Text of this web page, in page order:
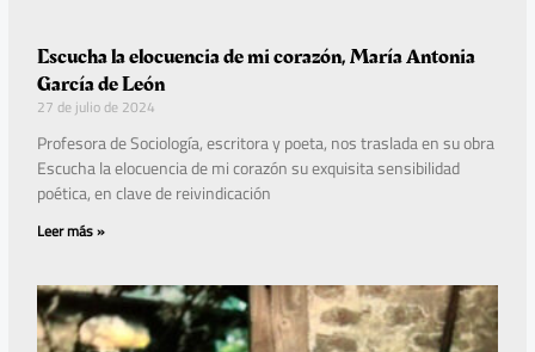
Escucha la elocuencia de mi corazón, María Antonia
García de León
27 de julio de 2024
Profesora de Sociología, escritora y poeta, nos traslada en su obra
Escucha la elocuencia de mi corazón su exquisita sensibilidad
poética, en clave de reivindicación
Leer más »